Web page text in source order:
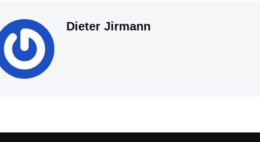
Dieter Jirmann